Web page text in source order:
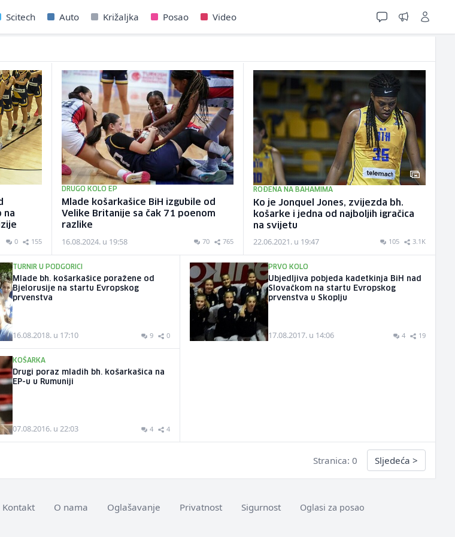
Scitech Auto Križaljka Posao Video
na
0 155
DRUGO KOLO EP
Mlade košarkašice BiH izgubile od
Velike Britanije sa čak 71 poenom
razlike
16.08.2024. u 19:58 70 765
ROĐENA NA BAHAMIMA
Ko je Jonquel Jones, zvijezda bh.
košarke i jedna od najboljih igračica
na svijetu
22.06.2021. u 19:47 105 3.1K
TURNIR U PODGORICI
Mlade bh. košarkašice poražene od
Bjelorusije na startu Evropskog
prvenstva
16.08.2018. u 17:10 9 0
PRVO KOLO
Ubjedljiva pobjeda kadetkinja BiH nad
Slovačkom na startu Evropskog
prvenstva u Skoplju
17.08.2017. u 14:06 4 19
KOŠARKA
Drugi poraz mladih bh. košarkašica na
EP-u u Rumuniji
07.08.2016. u 22:03 4 4
Stranica: 0 Sljedeća >
Kontakt O nama Oglašavanje Privatnost Sigurnost Oglasi za posao